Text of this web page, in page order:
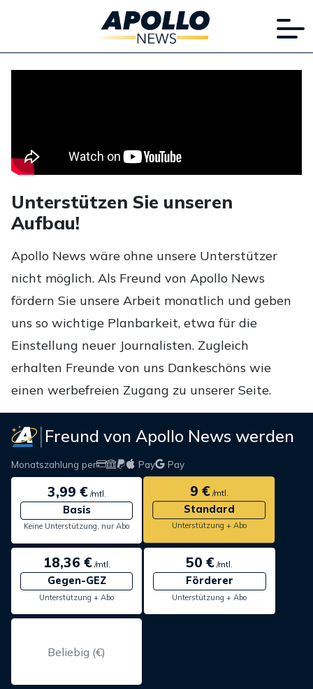
Unterstützen Sie unseren
Aufbau!
Apollo News wäre ohne unsere Unterstützer
nicht möglich. Als Freund von Apollo News
fördern Sie unsere Arbeit monatlich und geben
uns so wichtige Planbarkeit, etwa für die
Einstellung neuer Journalisten. Zugleich
erhalten Freunde von uns Dankeschöns wie
einen werbefreien Zugang zu unserer Seite.
Freund von Apollo News werden
Monatszahlung per Pay Pay
3,99 €/mtl.
Basis
Keine Unterstützung, nur Abo
9 €/mtl.
Standard
Unterstützung + Abo
18,36 €/mtl.
Gegen-GEZ
Unterstützung + Abo
50 € /mtl.
Förderer
Unterstützung + Abo